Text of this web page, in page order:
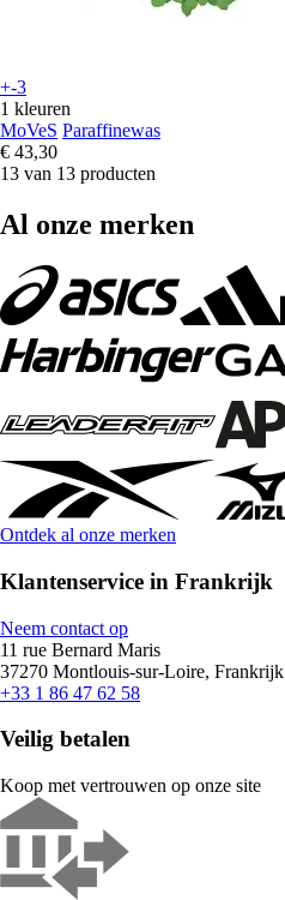
+-3
1 kleuren
MoVeS Paraffinewas
€ 43,30
13 van 13 producten
Al onze merken
Ontdek al onze merken
Klantenservice in Frankrijk
Neem contact op
11 rue Bernard Maris
37270 Montlouis-sur-Loire, Frankrijk
+33 1 86 47 62 58
Veilig betalen
Koop met vertrouwen op onze site